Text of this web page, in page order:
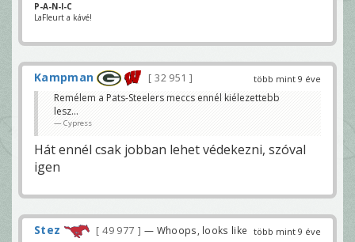
P-A-N-I-C
LaFleurt a kávé!
több mint 9 éve
Kampman
32 951
Remélem a Pats-Steelers meccs ennél kiélezettebb
lesz...
Cypress
Hát ennél csak jobban lehet védekezni, szóval
igen
több mint 9 éve
Stez 49 977
— Whoops, looks like